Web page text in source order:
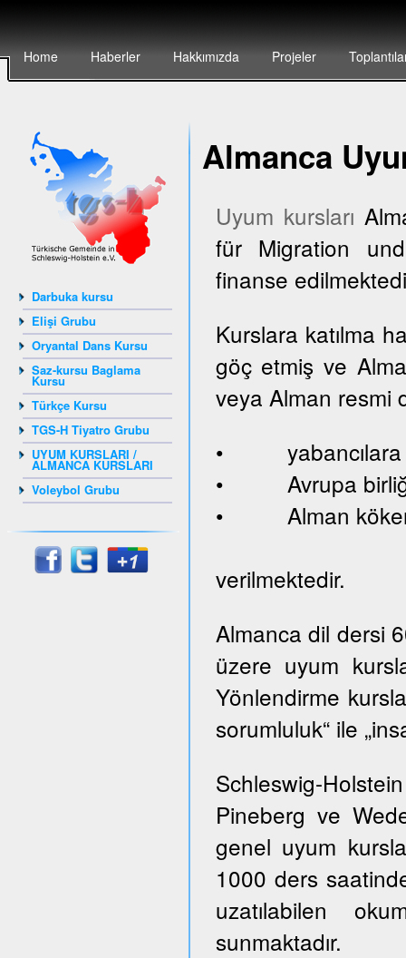
Home Haberler Hakkımızda Projeler
Darbuka kursu
Elişi Grubu
Oryantal Dans Kursu
Saz-kursu Baglama
Kursu
Türkçe Kursu
TGS-H Tiyatro Grubu
UYUM KURSLARI /
ALMANCA KURSLARI
Voleybol Grubu
Almanca
Uyum kursları
für Migration
finanse
Kurslara katılma
göç etmiş ve
veya Alman resmi
• yabancılara
• Avrupa birliği
• Alman
verilmektedir.
Almanca dil dersi
üzere uyum
Yönlendirme
sorumluluk“ ile
Schleswig-
Pineberg ve
genel uyum
1000 ders
uzatılabilen
sunmaktadır.